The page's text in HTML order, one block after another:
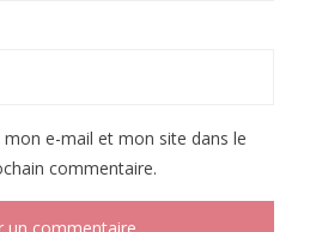
e-mail et mon site dans le
commentaire.